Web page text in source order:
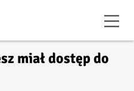
miał dostęp do